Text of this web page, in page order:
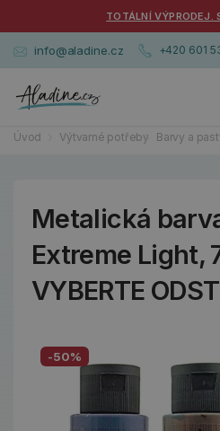
TOTÁLNÍ VÝPRODEJ.
info@aladine.cz +420 601
Úvod Výtvarné potřeby Barvy a
Metalická
Extreme Light,
VYBERTE
-50%